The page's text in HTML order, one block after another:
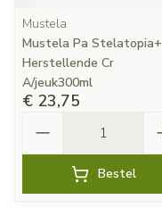
Mustela
Mustela Pa Stelatopia+
Herstellende Cr
A/jeuk300ml
€ 23,75
Bestel